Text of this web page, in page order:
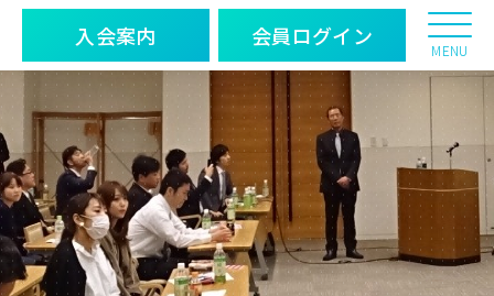
入会案内 会員ログイン MENU